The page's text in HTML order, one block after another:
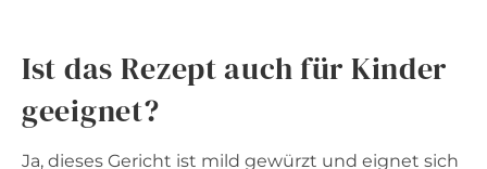
Ist das Rezept auch für Kinder
geeignet?
Ja, dieses Gericht ist mild gewürzt und eignet sich